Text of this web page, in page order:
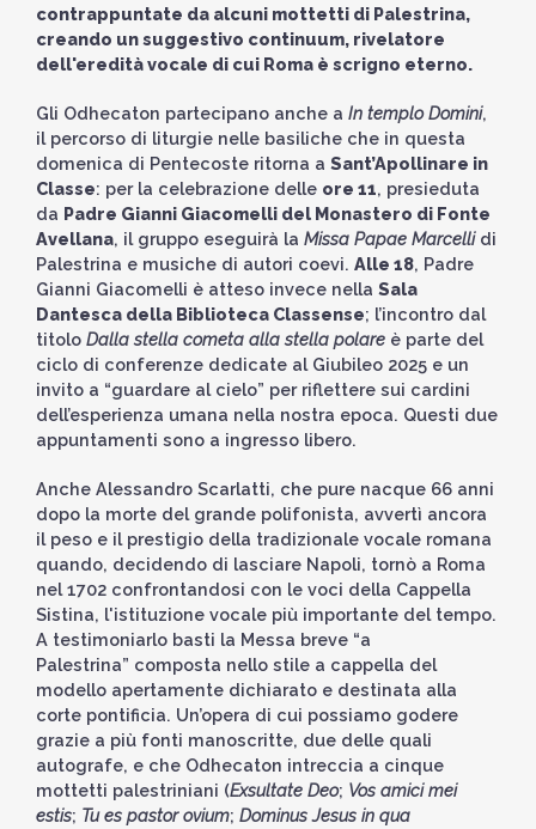
contrappuntate da alcuni mottetti di Palestrina,
creando un suggestivo continuum, rivelatore
dell'eredità vocale di cui Roma è scrigno eterno.
Gli Odhecaton partecipano anche a In templo Domini,
il percorso di liturgie nelle basiliche che in questa
domenica di Pentecoste ritorna a Sant’Apollinare in
Classe: per la celebrazione delle ore 11, presieduta
da Padre Gianni Giacomelli del Monastero di Fonte
Avellana, il gruppo eseguirà la Missa Papae Marcellidi
Palestrina e musiche di autori coevi. Alle 18, Padre
Gianni Giacomelli è atteso invece nella Sala
Dantesca della Biblioteca Classense; l’incontro dal
titolo Dalla stella cometa alla stella polare è parte del
ciclo di conferenze dedicate al Giubileo 2025 e un
invito a “guardare al cielo” per riflettere sui cardini
dell’esperienza umana nella nostra epoca. Questi due
appuntamenti sono a ingresso libero.
Anche Alessandro Scarlatti, che pure nacque 66 anni
dopo la morte del grande polifonista, avvertì ancora
il peso e il prestigio della tradizionale vocale romana
quando, decidendo di lasciare Napoli, tornò a Roma
nel 1702 confrontandosi con le voci della Cappella
Sistina, l'istituzione vocale più importante del tempo.
A testimoniarlo basti la Messa breve “a
Palestrina” composta nello stile a cappella del
modello apertamente dichiarato e destinata alla
corte pontificia. Un’opera di cui possiamo godere
grazie a più fonti manoscritte, due delle quali
autografe, e che Odhecaton intreccia a cinque
mottetti palestriniani (Exsultate Deo; Vos amici mei
estis; Tu es pastor ovium; Dominus Jesus in qua